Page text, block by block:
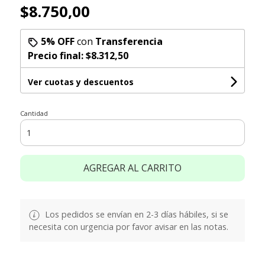
$8.750,00
5% OFFcon Transferencia
Precio final:$8.312,50
Ver cuotas y descuentos
Cantidad
AGREGAR AL CARRITO
Los pedidos se envían en 2-3 días hábiles, si se
necesita con urgencia por favor avisar en las notas.